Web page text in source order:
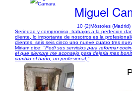
Miguel
10 (2)Móstoles (Madrid)
Seriedad y compromiso, trabajos a la perfecion
cliente, lo importante de nosotros es la
clientes. seis seis cinco uno nueve cuatro tres
Miriam dice: "Pedi sus servicios para reformar
el que siempre me aconsejo para dejarla mas
cambio el baño, un profesional,"